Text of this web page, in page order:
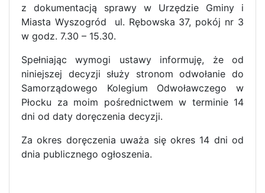
z dokumentacją sprawy w Urzędzie Gminy i
Miasta Wyszogród ul. Rębowska 37, pokój nr 3
w godz. 7.30 – 15.30.
Spełniając wymogi ustawy informuję, że od
niniejszej decyzji służy stronom odwołanie do
Samorządowego Kolegium Odwoławczego w
Płocku za moim pośrednictwem w terminie 14
dni od daty doręczenia decyzji.
Za okres doręczenia uważa się okres 14 dni od
dnia publicznego ogłoszenia.